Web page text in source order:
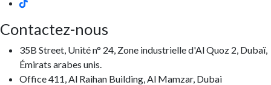
Contactez-nous
35B Street, Unité n° 24, Zone industrielle d'Al Quoz 2, Dubaï,
Émirats arabes unis.
Office 411, Al Raihan Building, Al Mamzar, Dubai